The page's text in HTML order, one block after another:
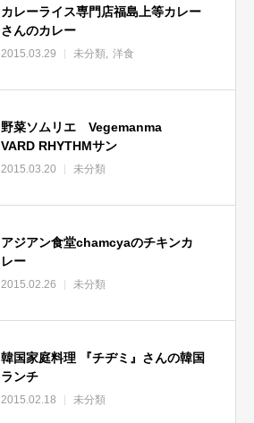
カレーライス専門店福島上等カレー
さんのカレー
2015.03.29 未分類 洋食
野菜ソムリエ Vegemanma
VARD RHYTHMサン
2015.03.20 未分類
アジアン食堂chamcyaのチキンカ
レー
2015.02.26 未分類
韓国家庭料理 『チヂミ』さんの韓国
ランチ
2015.02.18 未分類